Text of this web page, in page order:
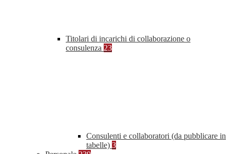
Titolari di incarichi di collaborazione o
consulenza 23
Consulenti e collaboratori (da pubblicare in
tabelle) 3